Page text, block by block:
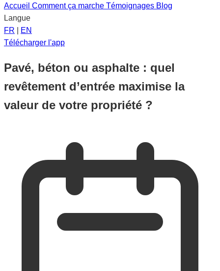
Accueil Comment ça marche Témoignages Blog
Langue
FR
EN
Télécharger l'app
Pavé, béton ou asphalte : quel
revêtement d’entrée maximise la
valeur de votre propriété ?